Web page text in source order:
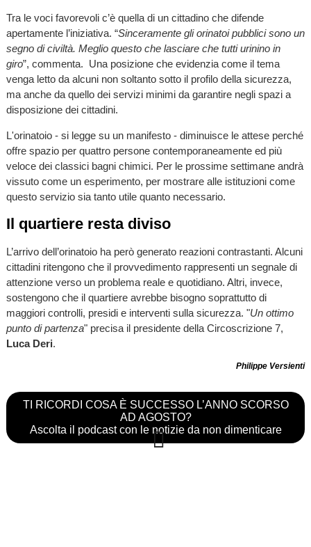
Tra le voci favorevoli c’è quella di un cittadino che difende
apertamente l’iniziativa. “Sinceramente gli orinatoi pubblici sono un
segno di civiltà. Meglio questo che lasciare che tutti urinino in
giro”, commenta. Una posizione che evidenzia come il tema
venga letto da alcuni non soltanto sotto il profilo della sicurezza,
ma anche da quello dei servizi minimi da garantire negli spazi a
disposizione dei cittadini.
L'orinatoio - si legge su un manifesto - diminuisce le attese perché
offre spazio per quattro persone contemporaneamente ed più
veloce dei classici bagni chimici. Per le prossime settimane andrà
vissuto come un esperimento, per mostrare alle istituzioni come
questo servizio sia tanto utile quanto necessario.
Il quartiere resta diviso
L’arrivo dell’orinatoio ha però generato reazioni contrastanti. Alcuni
cittadini ritengono che il provvedimento rappresenti un segnale di
attenzione verso un problema reale e quotidiano. Altri, invece,
sostengono che il quartiere avrebbe bisogno soprattutto di
maggiori controlli, presidi e interventi sulla sicurezza. "Un ottimo
punto di partenza" precisa il presidente della Circoscrizione 7,
Luca Deri.
Philippe Versienti
TI RICORDI COSA È SUCCESSO L’ANNO SCORSO
AD AGOSTO?
Ascolta il podcast con le notizie da non dimenticare